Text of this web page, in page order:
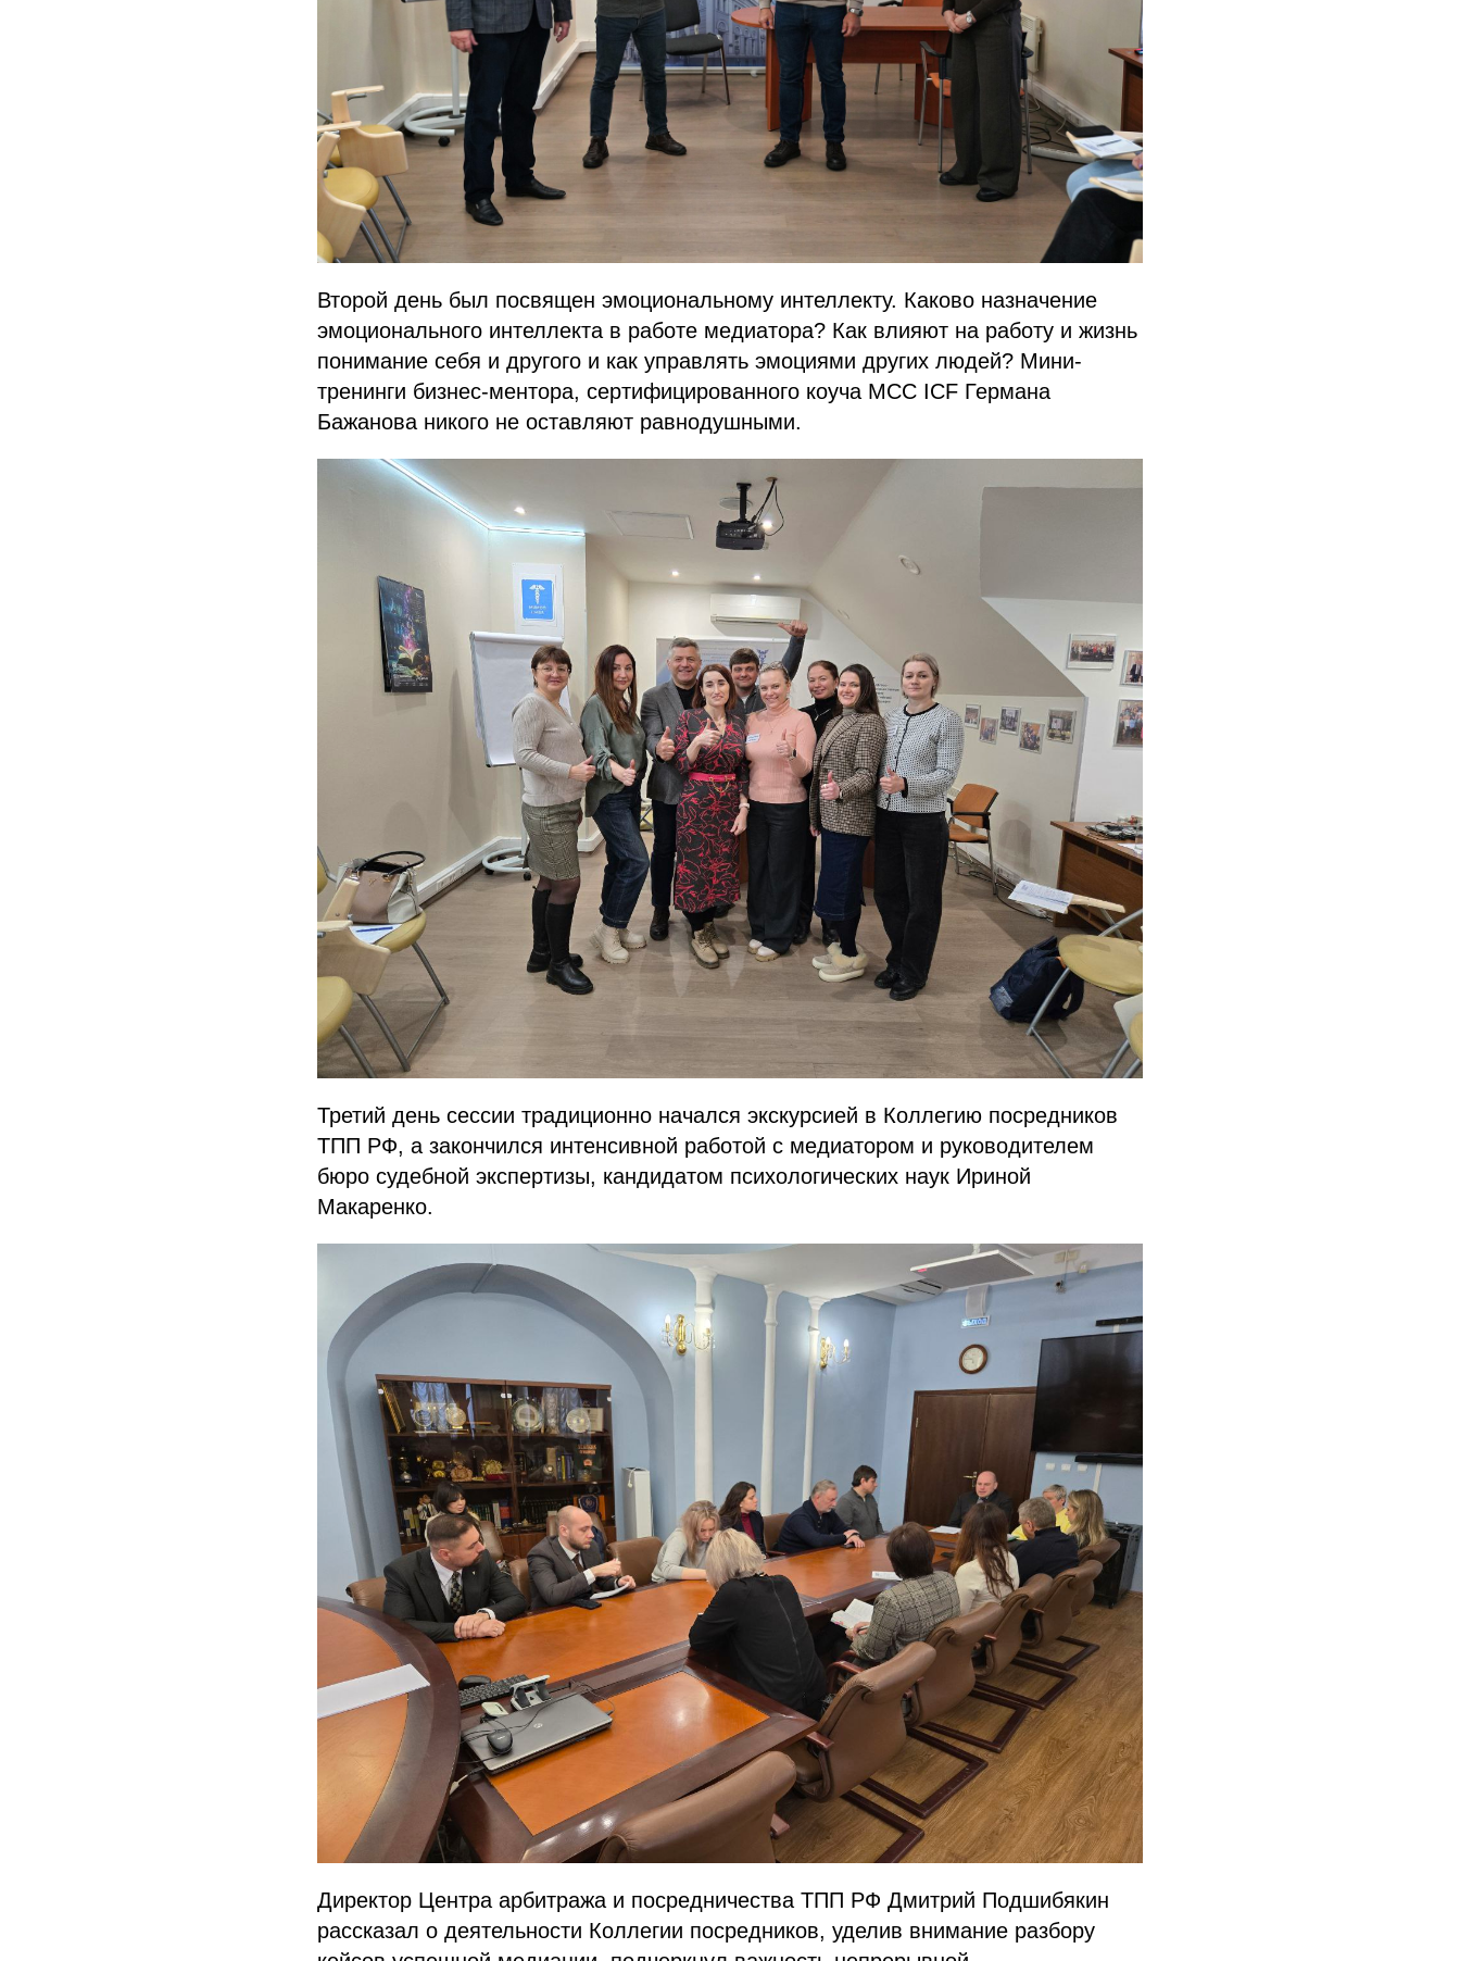
Второй день был посвящен эмоциональному интеллекту. Каково назначение
эмоционального интеллекта в работе медиатора? Как влияют на работу и жизнь
понимание себя и другого и как управлять эмоциями других людей? Мини-
тренинги бизнес-ментора, сертифицированного коуча MCC ICF Германа
Бажанова никого не оставляют равнодушными.
Третий день сессии традиционно начался экскурсией в Коллегию посредников
ТПП РФ, а закончился интенсивной работой с медиатором и руководителем
бюро судебной экспертизы, кандидатом психологических наук Ириной
Макаренко.
Директор Центра арбитража и посредничества ТПП РФ Дмитрий Подшибякин
рассказал о деятельности Коллегии посредников, уделив внимание разбору